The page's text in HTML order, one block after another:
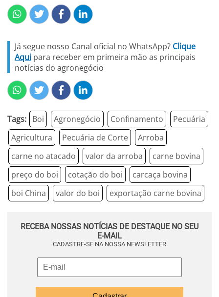
Já segue nosso Canal oficial no WhatsApp? Clique
Aqui para receber em primeira mão as principais
notícias do agronegócio
Tags: Boi Agronegócio Confinamento
Pecuária
Agricultura
Pecuária de Corte
Arroba
carne no atacado
valor da arroba
carne bovina
preço do boi
cotação do boi
carcaça bovina
boi China
valor do boi exportação carne bovina
RECEBA NOSSAS NOTÍCIAS DE DESTAQUE NO SEU
E-MAIL
CADASTRE-SE NA NOSSA NEWSLETTER